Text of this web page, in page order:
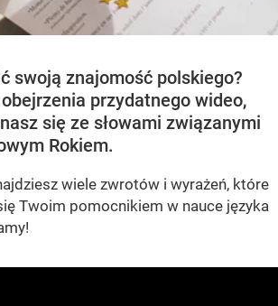
swoją znajomość polskiego?
przydatnego wideo,
się ze słowami związanymi
Rokiem.
wiele zwrotów i wyrażeń, które
Twoim pomocnikiem w nauce języka